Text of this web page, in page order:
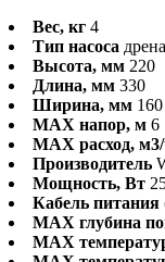
Вес, кг 4
Тип насоса
Высота, мм 220
Длина, мм 330
Ширина, мм 160
MAX напор, м 6
MAX расход,
Производитель
Мощность, Вт
Кабель питания
MAX глубина
MAX